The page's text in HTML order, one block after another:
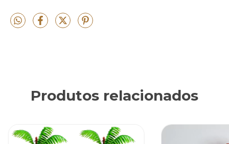
Produtos relacionados